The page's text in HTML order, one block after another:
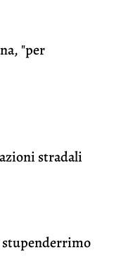
"per
stradali